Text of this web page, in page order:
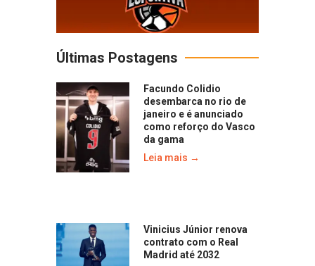
Últimas Postagens
Facundo Colidio
desembarca no rio de
janeiro e é anunciado
como reforço do Vasco
da gama
Leia mais →
Vinicius Júnior renova
contrato com o Real
Madrid até 2032